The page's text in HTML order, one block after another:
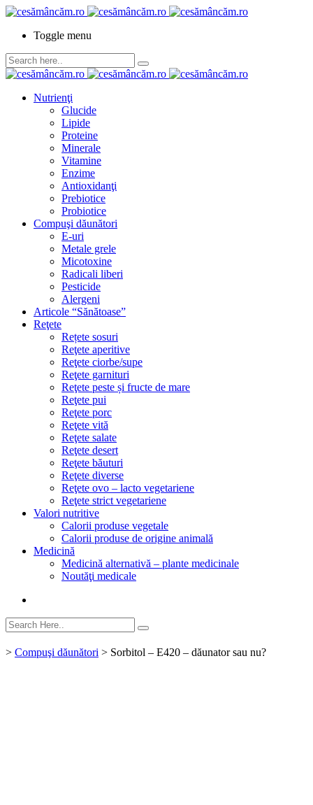
Toggle menu
Nutrienţi
Glucide
Lipide
Proteine
Minerale
Vitamine
Enzime
Antioxidanţi
Prebiotice
Probiotice
Compuşi dăunători
E-uri
Metale grele
Micotoxine
Radicali liberi
Pesticide
Alergeni
Articole “Sănătoase”
Reţete
Rețete sosuri
Reţete aperitive
Reţete ciorbe/supe
Reţete garnituri
Reţete peste și fructe de mare
Reţete pui
Reţete porc
Reţete vită
Reţete salate
Reţete desert
Reţete băuturi
Reţete diverse
Reţete ovo – lacto vegetariene
Reţete strict vegetariene
Valori nutritive
Calorii produse vegetale
Calorii produse de origine animală
Medicină
Medicină alternativă – plante medicinale
Noutăţi medicale
> Compuşi dăunători > Sorbitol – E420 – dăunator sau nu?